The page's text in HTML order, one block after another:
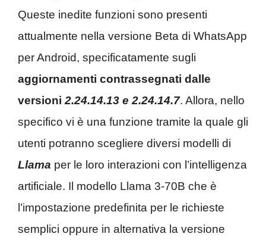
Queste inedite funzioni sono presenti
attualmente nella versione Beta di WhatsApp
per Android, specificatamente sugli
aggiornamenti contrassegnati dalle
versioni 2.24.14.13 e 2.24.14.7. Allora, nello
specifico vi è una funzione tramite la quale gli
utenti potranno scegliere diversi modelli di
Llama per le loro interazioni con l’intelligenza
artificiale. Il modello Llama 3-70B che è
l’impostazione predefinita per le richieste
semplici oppure in alternativa la versione